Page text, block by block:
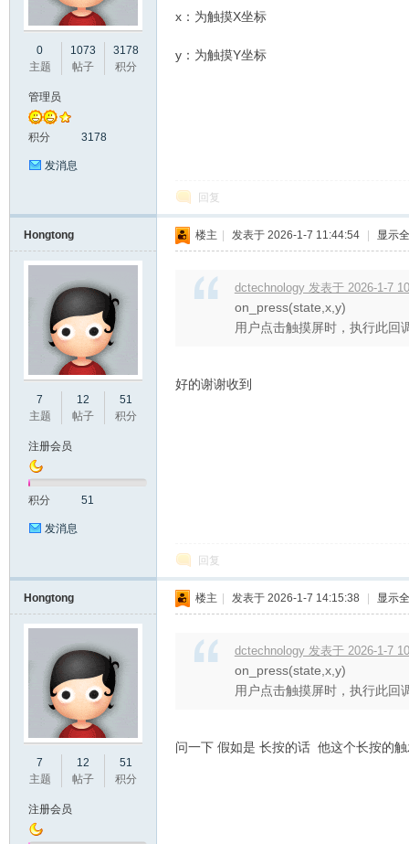
0
主题
1073
帖子
3178
积分
管理员
积分 3178
发消息
x：为触摸X坐标
y：为触摸Y坐标
回复
Hongtong
7
主题
12
帖子
51
积分
注册会员
积分 51
发消息
楼主 发表于 2026-1-7 11:44:54 显示
dctechnology 发表于 2026-1-7
on_press(state,x,y)
用户点击触摸屏时，执行此回
好的谢谢收到
回复
Hongtong
7
主题
12
帖子
51
积分
注册会员
楼主 发表于 2026-1-7 14:15:38 显示
dctechnology 发表于 2026-1-7
on_press(state,x,y)
用户点击触摸屏时，执行此回
问一下 假如是 长按的话 他这个长按的